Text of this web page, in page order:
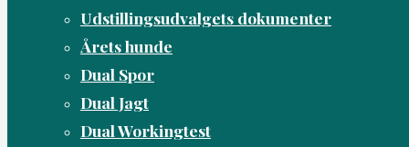
Udstillingsudvalgets dokumenter
Årets hunde
Dual Spor
Dual Jagt
Dual Workingtest